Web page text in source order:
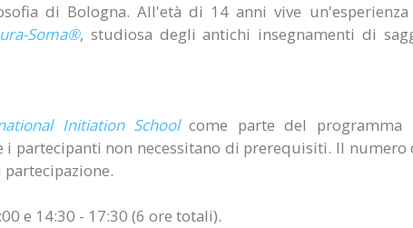
di Bologna. All'età di 14 anni vive
Soma®, studiosa degli antichi insegnamenti di
Initiation School come parte del programma
i partecipanti non necessitano di prerequisiti. Il
e 14:30 - 17:30 (6 ore totali).